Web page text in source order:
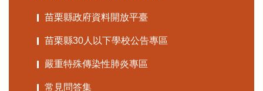
苗栗縣政府資料開放平臺
苗栗縣30人以下學校公告專區
嚴重特殊傳染性肺炎專區
常見問答集